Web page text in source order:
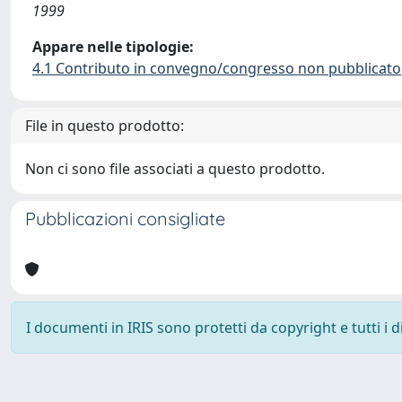
1999
Appare nelle tipologie:
4.1 Contributo in convegno/congresso non pubblicato
File in questo prodotto:
Non ci sono file associati a questo prodotto.
Pubblicazioni consigliate
I documenti in IRIS sono protetti da copyright e tutti i